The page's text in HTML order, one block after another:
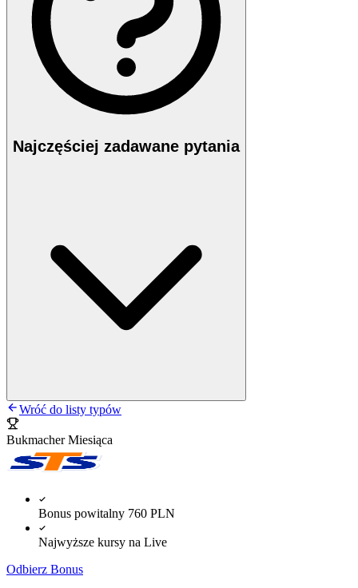
Najczęściej zadawane pytania
Wróć do listy typów
Bukmacher Miesiąca
Bonus powitalny 760 PLN
Najwyższe kursy na Live
Odbierz Bonus